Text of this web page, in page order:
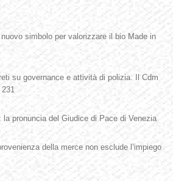
simbolo per valorizzare il bio Made in
su governance e attività di polizia. Il Cdm
pronuncia del Giudice di Pace di Venezia
della merce non esclude l’impiego